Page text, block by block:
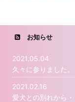
お知らせ
2021.05.04
久々に参りました。
2021.02.16
愛犬との別れから